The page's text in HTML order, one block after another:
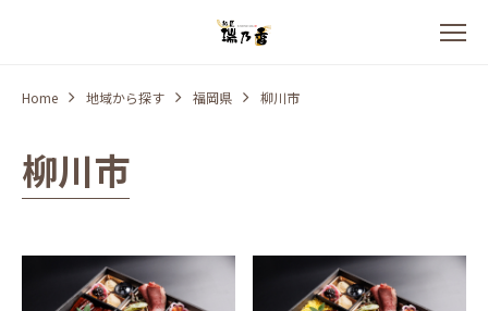
Home 地域から探す 福岡県 柳川市
柳川市